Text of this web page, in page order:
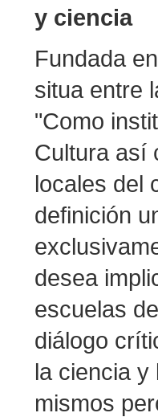
y ciencia
Fundada
situa entre
"Como
Cultura así
locales del
definición
desea
escuelas
diálogo
la ciencia y
mismos